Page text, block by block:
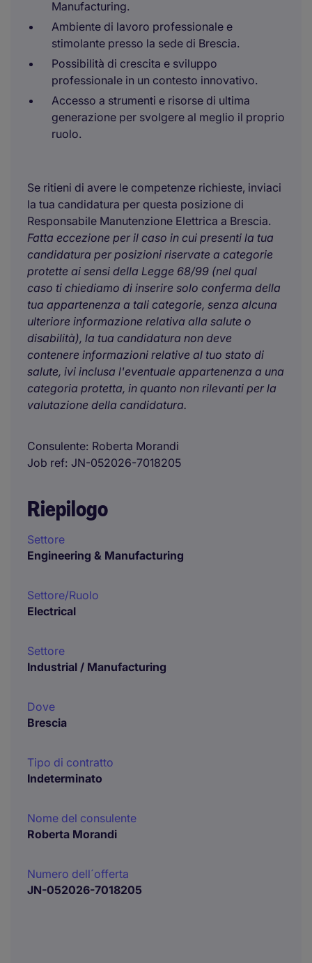
Manufacturing.
Ambiente di lavoro professionale e
stimolante presso la sede di Brescia.
Possibilità di crescita e sviluppo
professionale in un contesto innovativo.
Accesso a strumenti e risorse di ultima
generazione per svolgere al meglio il proprio
ruolo.
Se ritieni di avere le competenze richieste, inviaci
la tua candidatura per questa posizione di
Responsabile Manutenzione Elettrica a Brescia.
Fatta eccezione per il caso in cui presenti la tua
candidatura per posizioni riservate a categorie
protette ai sensi della Legge 68/99 (nel qual
caso ti chiediamo di inserire solo conferma della
tua appartenenza a tali categorie, senza alcuna
ulteriore informazione relativa alla salute o
disabilità), la tua candidatura non deve
contenere informazioni relative al tuo stato di
salute, ivi inclusa l'eventuale appartenenza a una
categoria protetta, in quanto non rilevanti per la
valutazione della candidatura.
Consulente Roberta Morandi
Job ref JN-052026-7018205
Riepilogo
Settore
Engineering & Manufacturing
Settore/Ruolo
Electrical
Settore
Industrial / Manufacturing
Dove
Brescia
Tipo di contratto
Indeterminato
Nome del consulente
Roberta Morandi
Numero dell´offerta
JN-052026-7018205